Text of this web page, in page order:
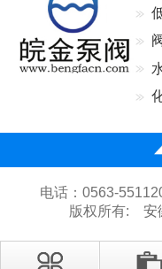
吗...
么
电话：0563-
版权所有:
安